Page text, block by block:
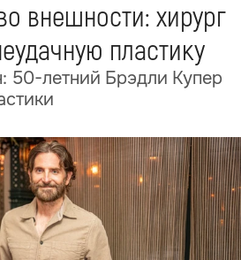
внешности: хирург
пластику
50-летний Брэдли Купер